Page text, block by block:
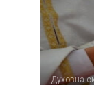
Духовна